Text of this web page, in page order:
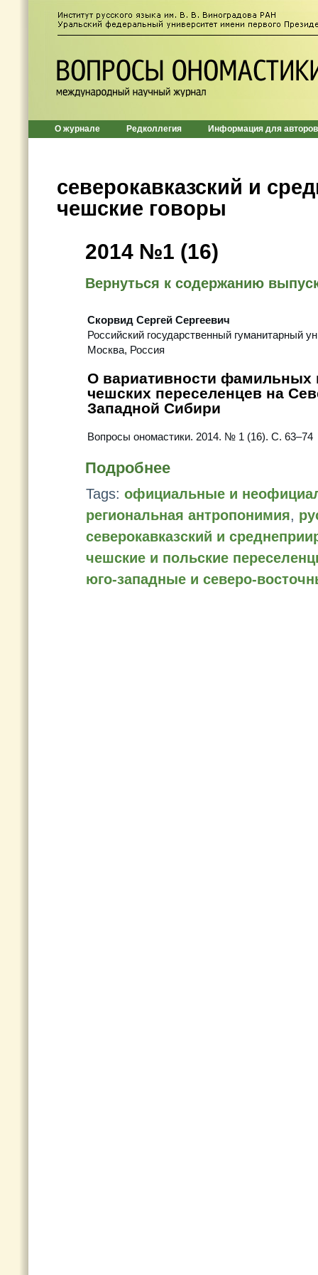
О журнале Редколлегия Информация для авторов
северокавказский и
чешские говоры
2014 №1 (16)
Вернуться к содержанию
Скорвид Сергей Сергеевич
Российский государственный гуманитарный
Москва, Россия
О вариативности фамильных
чешских переселенцев на
Западной Сибири
Вопросы ономастики. 2014. № 1 (16). С. 63–74
Подробнее
Tags: официальные и
региональная антропонимия,
северокавказский и
чешские и польские
юго-западные и северо-